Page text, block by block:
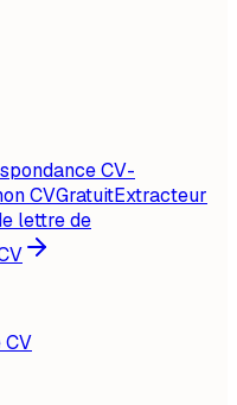
CV-
CVGratuitExtracteur
lettre de
CV